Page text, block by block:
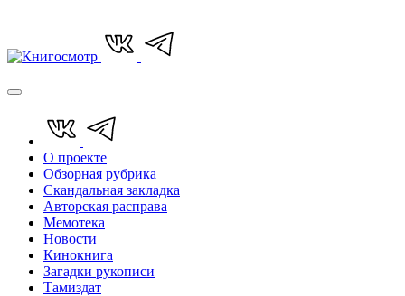
О проекте
Обзорная рубрика
Скандальная закладка
Авторская расправа
Мемотека
Новости
Кинокнига
Загадки рукописи
Тамиздат